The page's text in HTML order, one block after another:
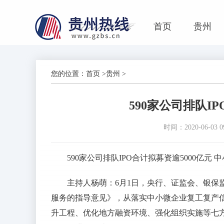
首页 贵州
您的位置： 首页 >贵州 >
590家公司排队
时间：2020-06-03
590家公司排队IPO合计拟募资逾5000亿元
主持人杨萌：6月1日，央行、证监会、银
服务的指导意见》，从落实中小微企业复工复
升工程、优化地方融资环境、强化组织实施等